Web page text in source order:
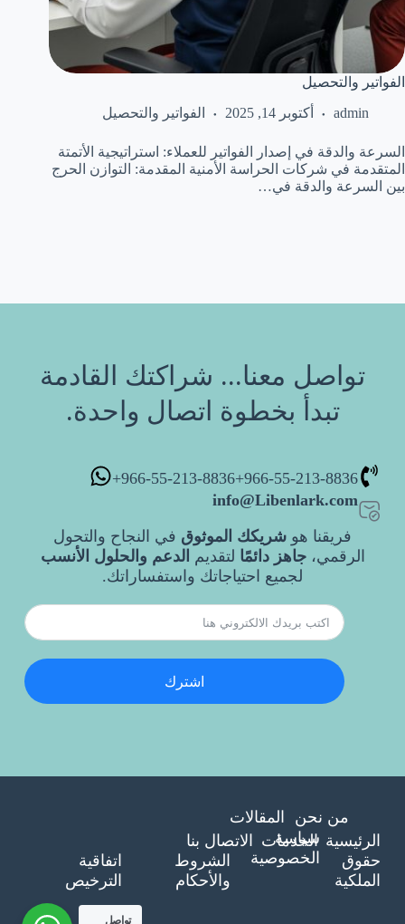
الفواتير والتحصيل
admin
أكتوبر 14, 2025 الفواتير والتحصيل
السرعة والدقة في إصدار الفواتير للعملاء: استراتيجية الأتمتة
المتقدمة في شركات الحراسة الأمنية المقدمة: التوازن الحرج
بين السرعة والدقة في…
تواصل معنا... شراكتك القادمة
تبدأ بخطوة اتصال واحدة.
966-55-213-8836+
966-55-213-8836+
info@Libenlark.com
فريقنا هو شريكك الموثوق في النجاح والتحول
الرقمي،جاهز دائمًا لتقديم الدعم والحلول الأنسب
لجميع احتياجاتك واستفساراتك.
اشترك
الرئيسية
من نحن
الخدمات
المقالات
الاتصال بنا
حقوق
الملكية
سياسة
الخصوصية
الشروط
والأحكام
اتفاقية
الترخيص
تواصل